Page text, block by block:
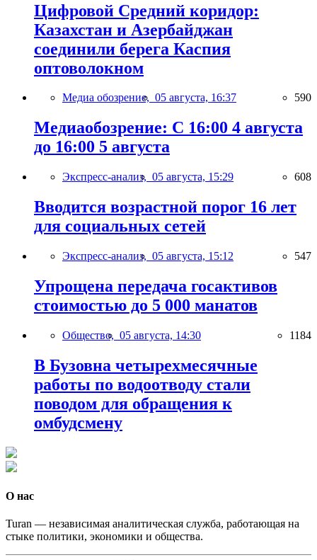
Цифровой Средний коридор:
Казахстан и Азербайджан
соединили берега Каспия
оптоволокном
Медиа обозрение, 05 августа, 16:37 590
Медиаобозрение: С 16:00 4 августа
до 16:00 5 августа
Экспресс-анализ, 05 августа, 15:29 608
Вводится возрастной порог 16 лет
для социальных сетей
Экспресс-анализ, 05 августа, 15:12 547
Упрощена передача госактивов
стоимостью до 5 000 манатов
Общество, 05 августа, 14:30 1184
В Бузовна четырехмесячные
работы по водоотводу стали
поводом для обращения к
омбудсмену
О нас
Turan — независимая аналитическая служба, работающая на
стыке политики, экономики и общества.